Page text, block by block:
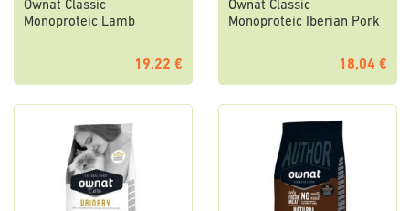
Ownat Classic
Monoproteic Lamb
19,22 €
Ownat Classic
Monoproteic Iberian Pork
18,04 €